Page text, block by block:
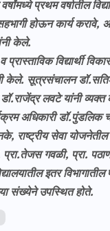
प्रथम वर्षातील
होऊन कार्य करावे,
केले.
विद्यार्थी
केले. सूत्रसंचालन
लवटे यांनी व्यक्त
अधिकारी डॉ.पुंडलिक
राष्ट्रीय सेवा
गवळी, प्रा.
इतर
संख्येने उपस्थित होते.